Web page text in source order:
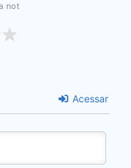
not
Acessar